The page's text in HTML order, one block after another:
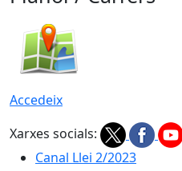
Accedeix
Xarxes socials:
Canal Llei 2/2023